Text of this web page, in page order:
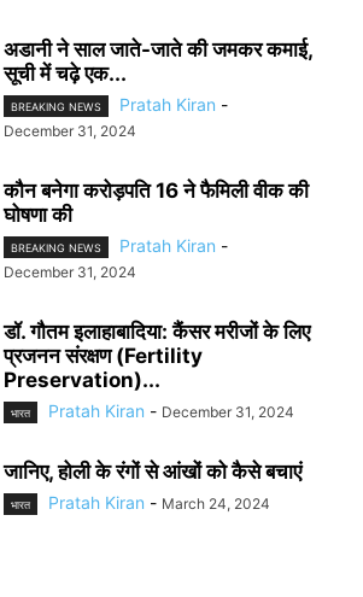
अडानी ने साल जाते-जाते की जमकर कमाई,
सूची में चढ़े एक...
BREAKING NEWS Pratah Kiran -
December 31, 2024
कौन बनेगा करोड़पति 16 ने फैमिली वीक की
घोषणा की
BREAKING NEWS Pratah Kiran -
December 31, 2024
डॉ. गौतम इलाहाबादिया: कैंसर मरीजों के लिए
प्रजनन संरक्षण (Fertility
Preservation)...
भारत Pratah Kiran - December 31, 2024
जानिए, होली के रंगों से आंखों को कैसे बचाएं
भारत Pratah Kiran - March 24, 2024